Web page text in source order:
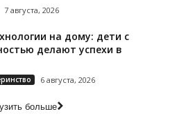
7 августа, 2026
на дому: дети с
делают успехи в
6 августа, 2026
больше